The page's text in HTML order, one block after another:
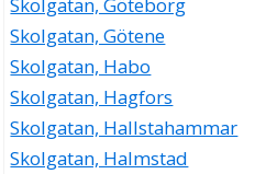
Skolgatan, Götene
Skolgatan, Habo
Skolgatan, Hagfors
Skolgatan, Hallstahammar
Skolgatan, Halmstad